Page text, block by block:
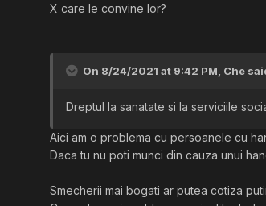
X care le convine lor?
On 8/24/2021 at 9:42 PM, Che
Dreptul la sanatate si la serviciile
Aici am o problema cu persoanele cu
Daca tu nu poti munci din cauza unui
Smecherii mai bogati ar putea cotiza